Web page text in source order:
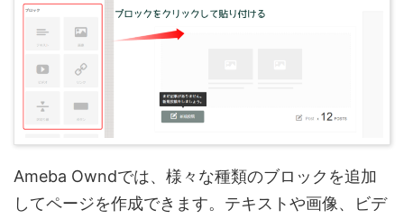
Ameba Owndでは、様々な種類のブロックを追加
してページを作成できます。テキストや画像、ビデ